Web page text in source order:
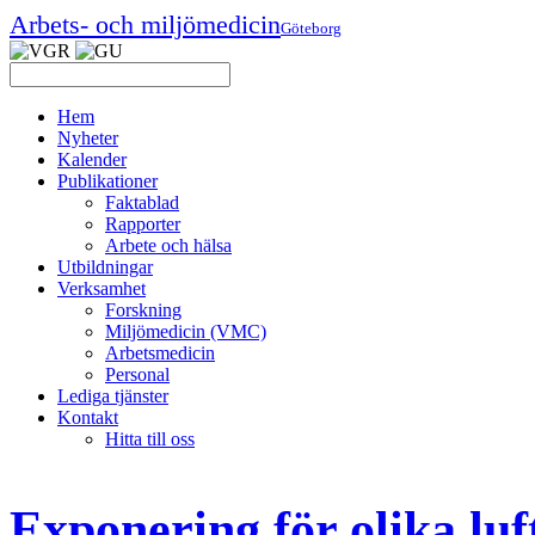
Arbets- och miljömedicinGöteborg
Hem
Nyheter
Kalender
Publikationer
Faktablad
Rapporter
Arbete och hälsa
Utbildningar
Verksamhet
Forskning
Miljömedicin (VMC)
Arbetsmedicin
Personal
Lediga tjänster
Kontakt
Hitta till oss